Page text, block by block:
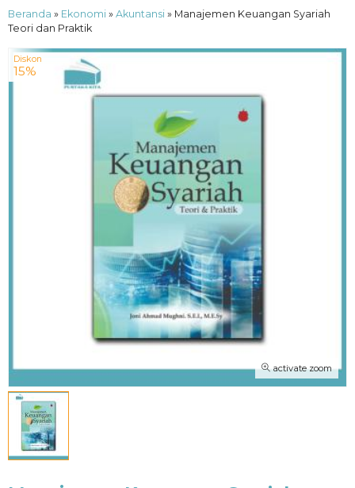
Beranda » Ekonomi » Akuntansi » Manajemen Keuangan Syariah
Teori dan Praktik
activate zoom
Diskon
15%